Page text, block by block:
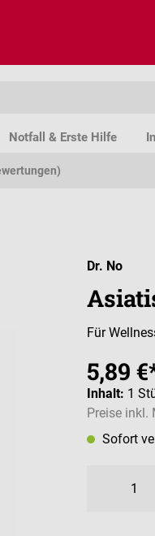
Notfall & Erste Hilfe
Dr. No
Für
5,89
Inhalt: 1
Preise inkl.
Sofort